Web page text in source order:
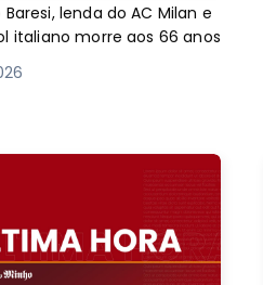
Baresi, lenda do AC Milan e
italiano morre aos 66 anos